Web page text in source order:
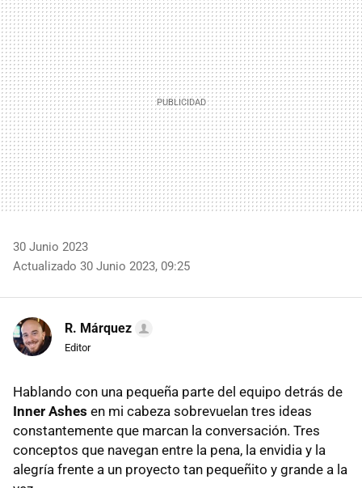
MAIL
30 Junio 2023
Actualizado 30 Junio 2023, 09:25
R. Márquez
Editor
Hablando con una pequeña parte del equipo detrás de
Inner Ashes en mi cabeza sobrevuelan tres ideas
constantemente que marcan la conversación. Tres
conceptos que navegan entre la pena, la envidia y la
alegría frente a un proyecto tan pequeñito y grande a la